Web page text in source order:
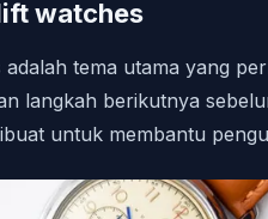
watches
adalah tema utama yang
langkah berikutnya
untuk membantu